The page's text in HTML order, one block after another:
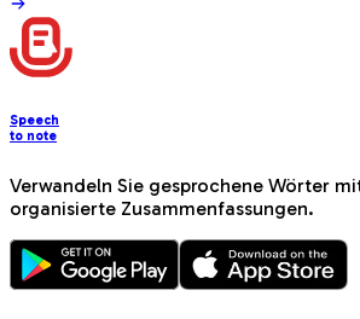
Speech
to note
Verwandeln Sie gesprochene Wörter
organisierte Zusammenfassungen.